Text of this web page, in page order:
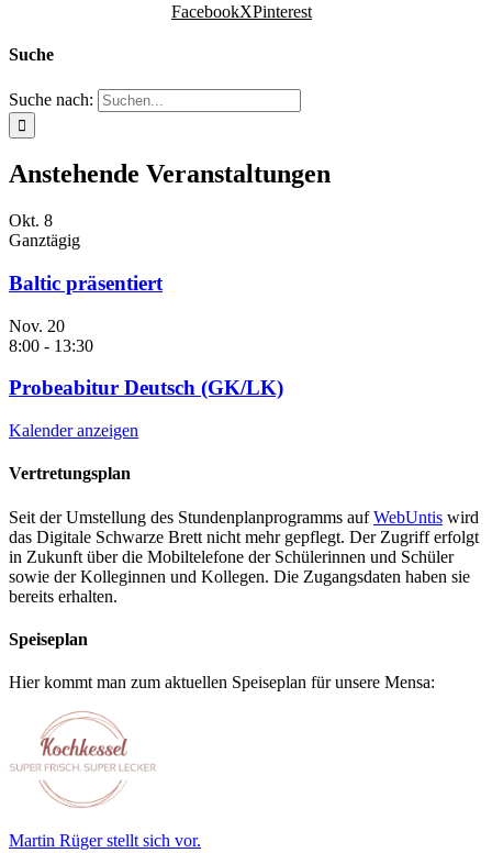
FacebookXPinterest
Suche
Suche nach:
Anstehende Veranstaltungen
Okt. 8
Ganztägig
Baltic präsentiert
Nov. 20
8:00 - 13:30
Probeabitur Deutsch (GK/LK)
Kalender anzeigen
Vertretungsplan
Seit der Umstellung des Stundenplanprogramms aufWebUntis wird
das Digitale Schwarze Brett nicht mehr gepflegt. Der Zugriff erfolgt
in Zukunft über die Mobiltelefone der Schülerinnen und Schüler
sowie der Kolleginnen und Kollegen. Die Zugangsdaten haben sie
bereits erhalten.
Speiseplan
Hier kommt man zum aktuellen Speiseplan für unsere Mensa:
Martin Rüger stellt sich vor.